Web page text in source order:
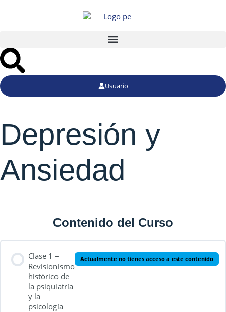
Usuario
Depresión y
Ansiedad
Contenido del Curso
Clase 1 –
Revisionismo
histórico de
la psiquiatría
y la
psicología
Actualmente no tienes acceso a este contenido